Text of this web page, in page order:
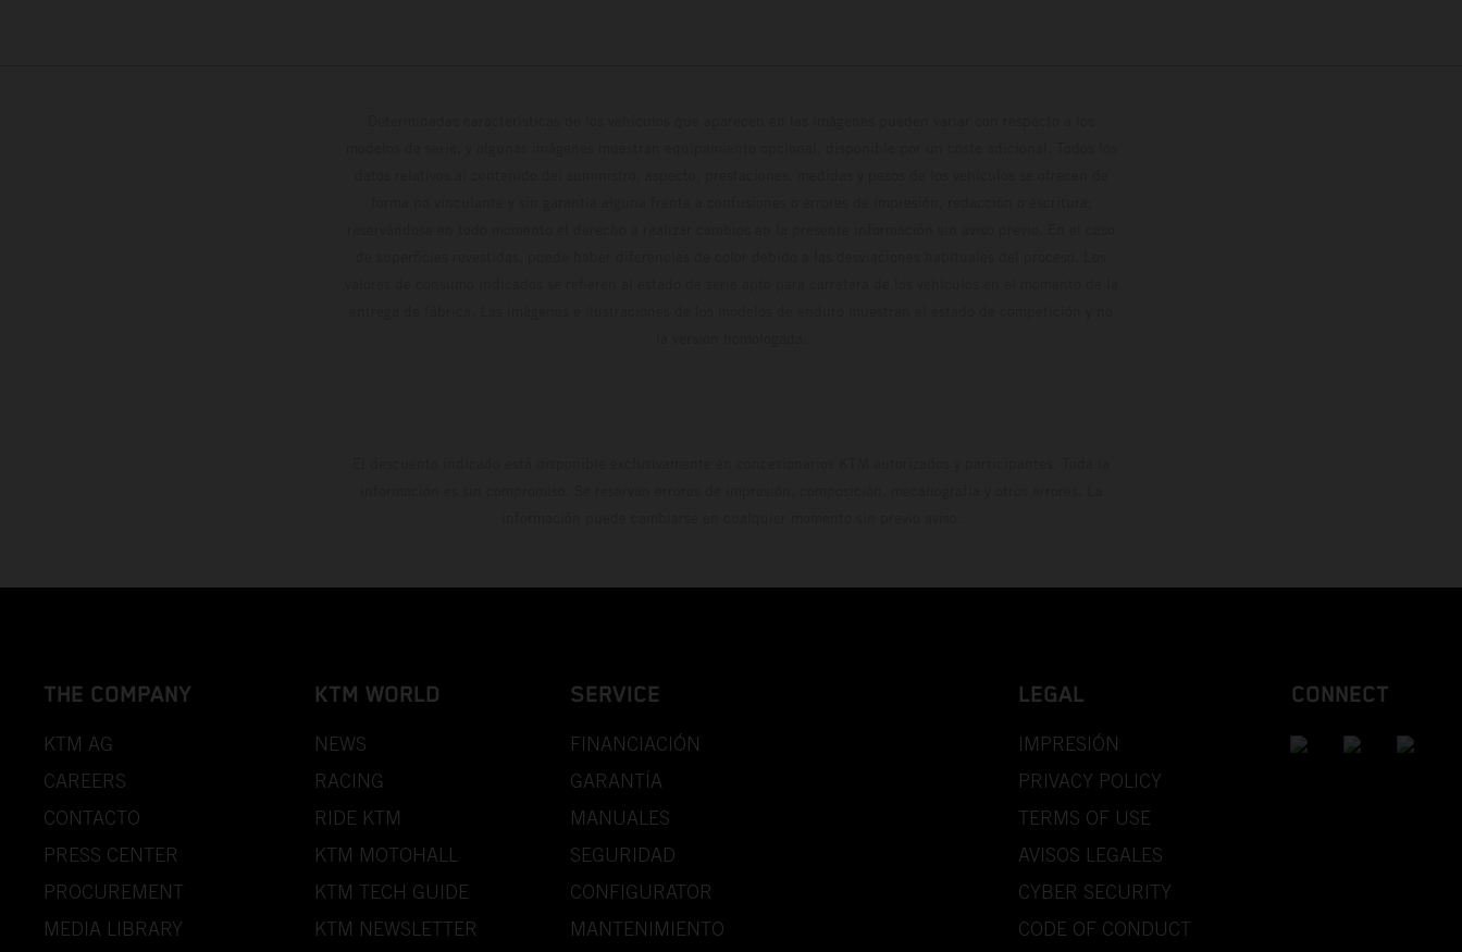
THE COMPANY
KTM AG
CAREERS
CONTACTO
PRESS CENTER
PROCUREMENT
MEDIA LIBRARY
KTM WORLD
NEWS
RACING
RIDE KTM
KTM MOTOHALL
KTM TECH GUIDE
KTM NEWSLETTER
SERVICE
FINANCIACIÓN
GARANTÍA
MANUALES
SEGURIDAD
CONFIGURATOR
MANTENIMIENTO
LEGAL
IMPRESIÓN
PRIVACY POLICY
TERMS OF USE
AVISOS LEGALES
CYBER SECURITY
CODE OF CONDUCT
CONNECT